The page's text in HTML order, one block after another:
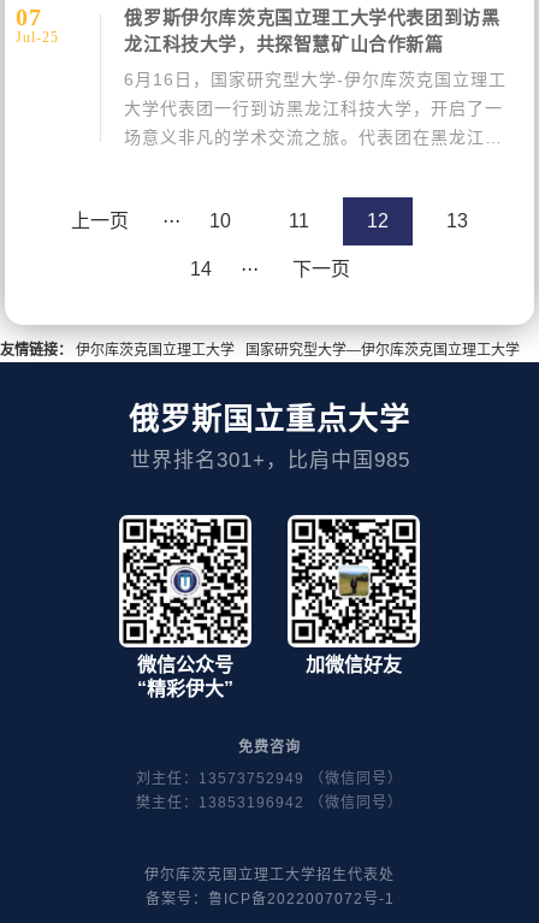
现场赠送纪念礼品，共同见证这一重要时刻。自
创办以来，伊尔库茨克国···
07
Jul-25
俄罗斯伊尔库茨克国立理工大学代表团到访黑
龙江科技大学，共探智慧矿山合作新篇
6月16日，国家研究型大学-伊尔库茨克国立理工
大学代表团一行到访黑龙江科技大学，开启了一
场意义非凡的学术交流之旅。代表团在黑龙江科
拟矿井及智慧矿山学科交叉研究院。在地质馆存
放着丰富的矿物标本和详实的···
上一页 ··· 10 11 12 13
14 ··· 下一页
友情链接： 伊尔库茨克国立理工大学 国家研究型大学—伊尔库茨克国立理工大学
俄罗斯国立重点大学
世界排名301+，比肩中国985
微信公众号
“精彩伊大”
加微信好友
免费咨询
刘主任：13573752949 （微信同号）
樊主任：13853196942 （微信同号）
伊尔库茨克国立理工大学招生代表处
备案号：
鲁ICP备2022007072号-1